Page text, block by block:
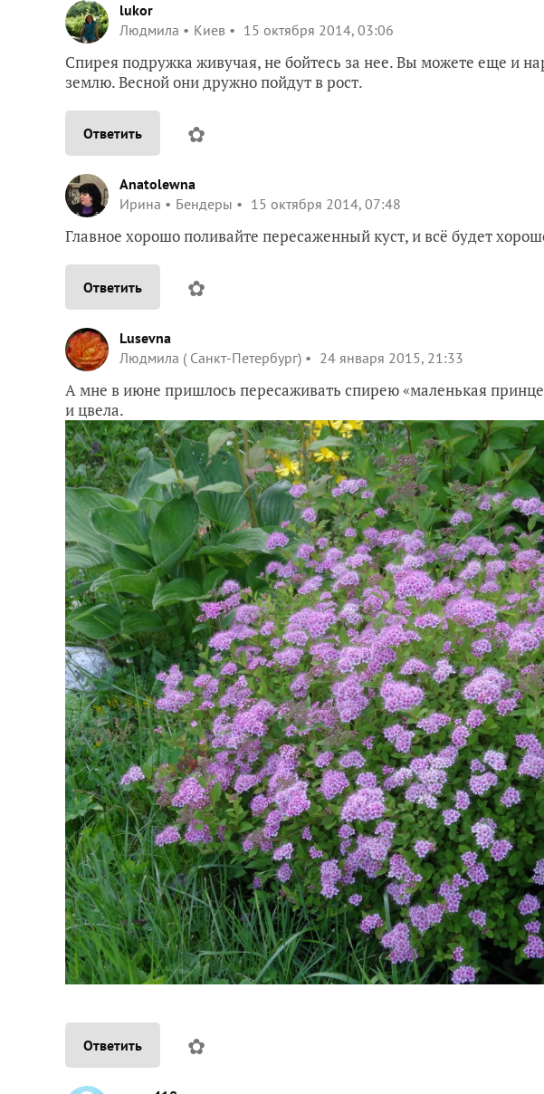
lukor
Людмила
Киев 15 октября 2014, 03:06
Спирея подружка живучая, не бойтесь за нее. Вы можете еще и
землю. Весной они дружно пойдут в рост.
Ответить ✿
Anatolewna
Ирина
Бендеры 15 октября 2014, 07:48
Главное хорошо поливайте пересаженный куст, и всё будет
Ответить ✿
Lusevna
Людмила ( Санкт-Петербург)
24 января 2015, 21:33
А мне в июне пришлось пересаживать спирею «маленькая
и цвела.
Ответить ✿